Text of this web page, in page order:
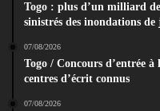
Togo : plus d’un milliard
sinistrés des inondations
07/08/2026
Togo / Concours d’entrée
centres d’écrit connus
07/08/2026